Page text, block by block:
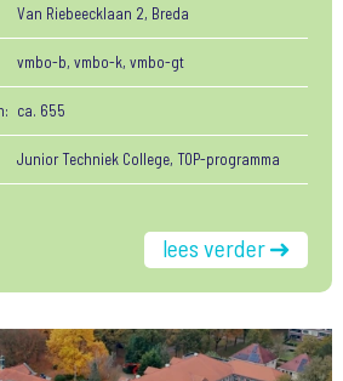
Van Riebeecklaan 2, Breda
vmbo-b, vmbo-k, vmbo-gt
ca. 655
Junior Techniek College, TOP-programma
lees verder